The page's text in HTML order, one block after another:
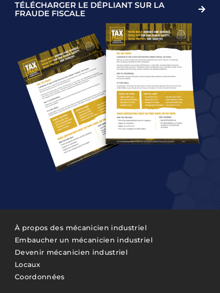
TÉLÉCHARGER LE DÉPLIANT SUR LA
FRAUDE FISCALE
À propos des mécanicien industriel
Embaucher un mécanicien industriel
Devenir mécanicien industriel
Locaux
Coordonnées